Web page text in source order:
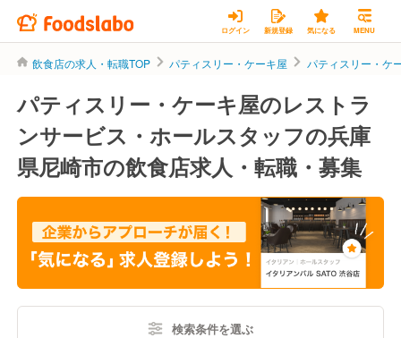
ログイン 新規登録 気になる MENU
飲食店の求人・転職TOP パティスリー・ケーキ屋 パティスリー・ケ
パティスリー・ケーキ屋のレストラ
ンサービス・ホールスタッフの兵庫
県尼崎市の飲食店求人・転職・募集
検索条件を選ぶ